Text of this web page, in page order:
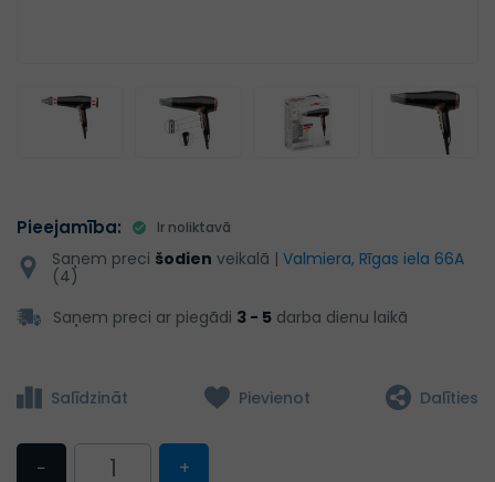
Pieejamība: Ir noliktavā
Saņem preci šodien veikalā |Valmiera, Rīgas iela 66A
(4)
Saņem preci ar piegādi 3 - 5 darba dienu laikā
Salīdzināt Pievienot Dalīties
− +